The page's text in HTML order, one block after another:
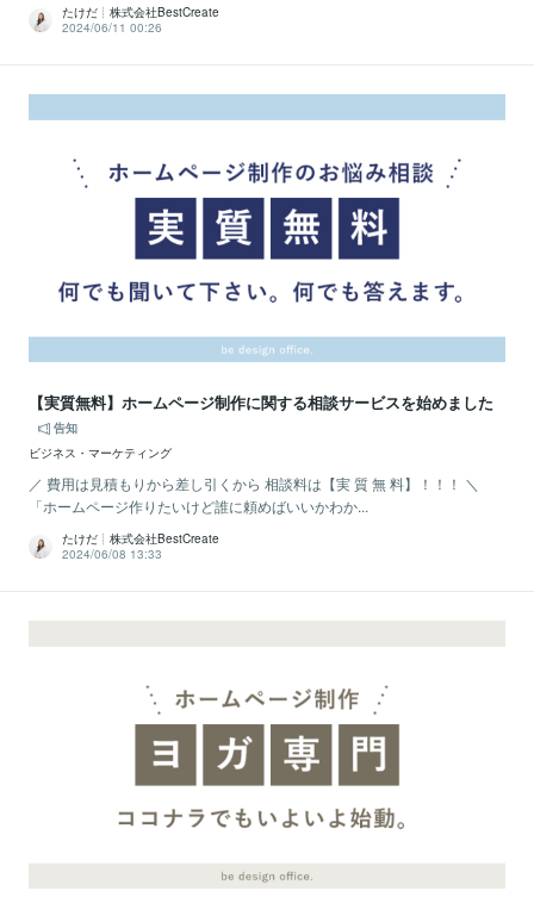
たけだ┊株式会社BestCreate
2024/06/11 00:26
【実質無料】ホームページ制作に関する相談サービスを始めました
告知
ビジネス・マーケティング
／ 費用は見積もりから差し引くから 相談料は【実 質 無 料】！！！ ＼
「ホームページ作りたいけど誰に頼めばいいかわか...
たけだ┊株式会社BestCreate
2024/06/08 13:33